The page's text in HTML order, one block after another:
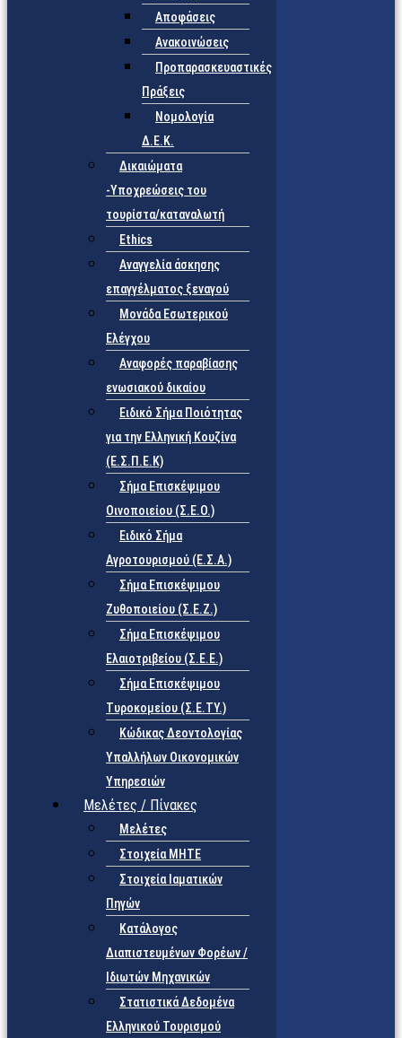
Αποφάσεις
Ανακοινώσεις
Προπαρασκευαστικές
Πράξεις
Νομολογία
Δ.Ε.Κ.
Δικαιώματα
-Υποχρεώσεις του
τουρίστα/καταναλωτή
Ethics
Αναγγελία άσκησης
επαγγέλματος ξεναγού
Μονάδα Εσωτερικού
Ελέγχου
Αναφορές παραβίασης
ενωσιακού δικαίου
Ειδικό Σήμα Ποιότητας
για την Ελληνική Κουζίνα
(Ε.Σ.Π.Ε.Κ)
Σήμα Επισκέψιμου
Οινοποιείου (Σ.Ε.Ο.)
Ειδικό Σήμα
Αγροτουρισμού (Ε.Σ.Α.)
Σήμα Επισκέψιμου
Ζυθοποιείου (Σ.Ε.Ζ.)
Σήμα Επισκέψιμου
Ελαιοτριβείου (Σ.Ε.Ε.)
Σήμα Επισκέψιμου
Τυροκομείου (Σ.Ε.TY.)
Κώδικας Δεοντολογίας
Υπαλλήλων Οικονομικών
Υπηρεσιών
Μελέτες / Πίνακες
Μελέτες
Στοιχεία ΜΗΤΕ
Στοιχεία Ιαματικών
Πηγών
Κατάλογος
Διαπιστευμένων Φορέων /
Ιδιωτών Μηχανικών
Στατιστικά Δεδομένα
Ελληνικού Τουρισμού